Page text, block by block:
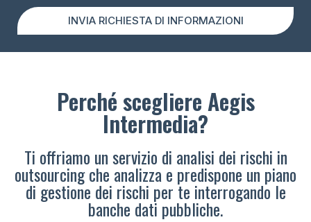
INVIA RICHIESTA DI INFORMAZIONI
Perché scegliere Aegis
Intermedia?
Ti offriamo un servizio di analisi dei rischi in
outsourcing che analizza e predispone un piano
di gestione dei rischi per te interrogando le
banche dati pubbliche.